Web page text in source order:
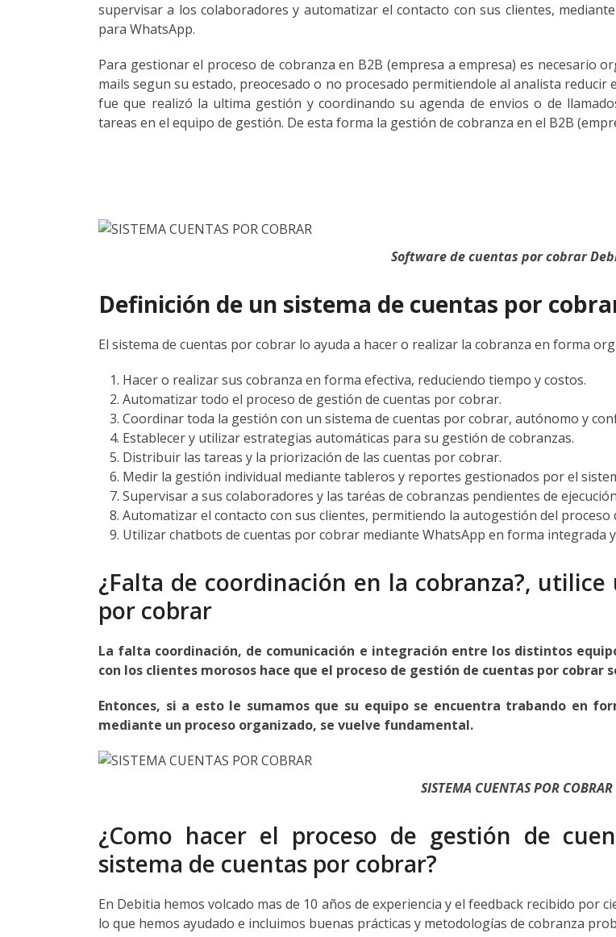
supervisar a los colaboradores y automatizar el contacto con sus clientes,
para WhatsApp.
Para gestionar el proceso de cobranza en B2B (empresa a empresa) es necesario
mails segun su estado, preocesado o no procesado permitiendole al analista
fue que realizó la ultima gestión y coordinando su agenda de envios o de
tareas en el equipo de gestión. De esta forma la gestión de cobranza en el B2B
Software de cuentas por cobrar
Definición de un sistema de cuentas por
El sistema de cuentas por cobrar lo ayuda a hacer o realizar la cobranza en forma
Hacer o realizar sus cobranza en forma efectiva, reduciendo tiempo y costos.
Automatizar todo el proceso de gestión de cuentas por cobrar.
Coordinar toda la gestión con un sistema de cuentas por cobrar, autónomo y
Establecer y utilizar estrategias automáticas para su gestión de cobranzas.
Distribuir las tareas y la priorización de las cuentas por cobrar.
Medir la gestión individual mediante tableros y reportes gestionados por el
Supervisar a sus colaboradores y las taréas de cobranzas pendientes de
Automatizar el contacto con sus clientes, permitiendo la autogestión del proceso
Utilizar chatbots de cuentas por cobrar mediante WhatsApp en forma integrada
¿Falta de coordinación en la cobranza?,
por cobrar
La falta coordinación, de comunicación e integración entre los distintos
con los clientes morosos hace que el proceso de gestión de cuentas por cobrar
Entonces, si a esto le sumamos que su equipo se encuentra trabando en
mediante un proceso organizado, se vuelve fundamental.
SISTEMA CUENTAS POR
¿Como hacer el proceso de gestión de
sistema de cuentas por cobrar?
En Debitia hemos volcado mas de 10 años de experiencia y el feedback recibido
lo que hemos ayudado e incluimos buenas prácticas y metodologías de cobranza